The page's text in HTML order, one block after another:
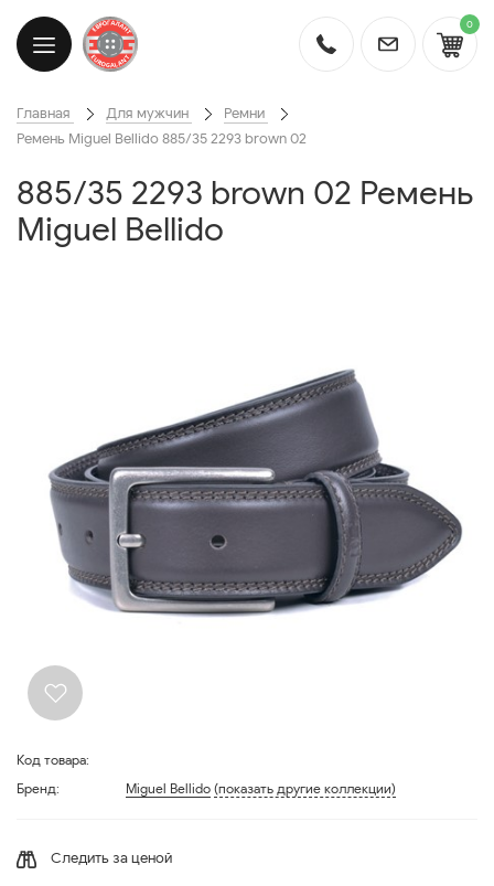
0
Главная Для мужчин
Ремни
Ремень Miguel Bellido 885/35 2293 brown 02
885/35 2293 brown 02 Ремень
Miguel Bellido
Код товара:
Бренд:
Miguel Bellido (показать другие коллекции)
Следить за ценой